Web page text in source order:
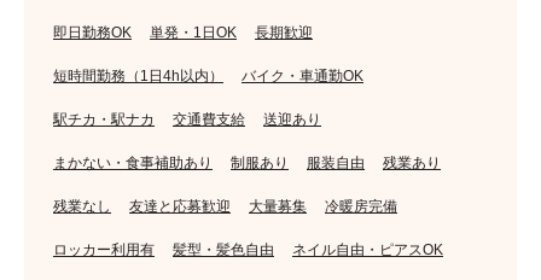
即日勤務OK 単発・1日OK 長期歓迎
短時間勤務（1日4h以内） バイク・車通勤OK
駅チカ・駅ナカ 交通費支給 送迎あり
まかない・食事補助あり 制服あり 服装自由 残業あり
残業なし 友達と応募歓迎 大量募集 冷暖房完備
ロッカー利用有 髪型・髪色自由 ネイル自由・ピアスOK